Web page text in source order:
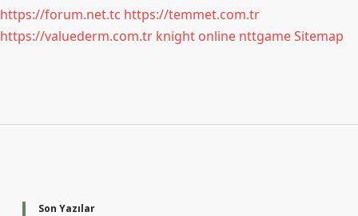
https://forum.net.tc https://temmet.com.tr
https://valuederm.com.tr knight online nttgameSitemap
Son Yazılar